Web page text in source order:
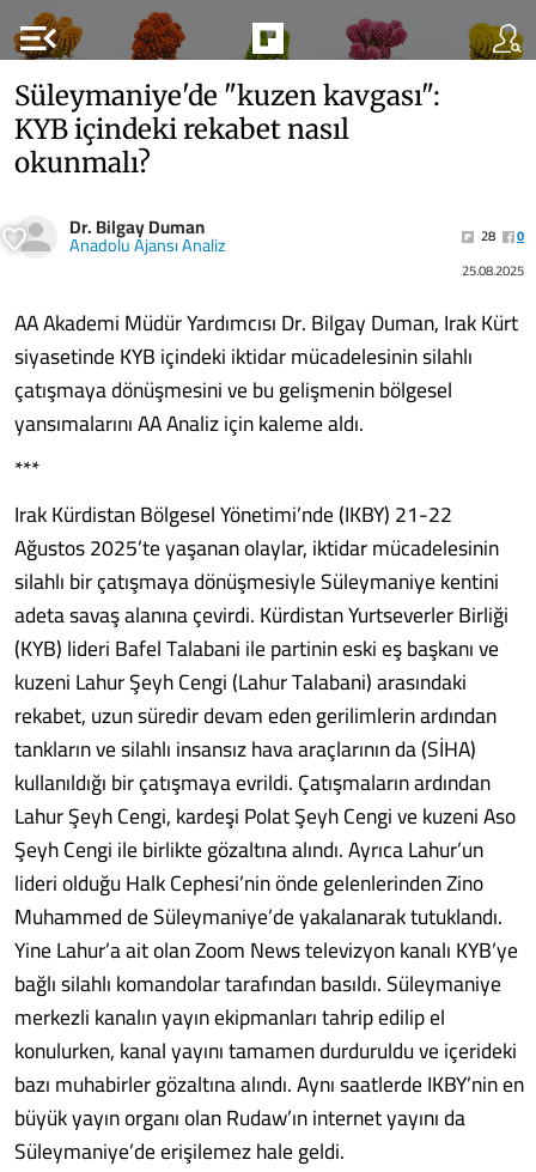
menu_open
Süleymaniye'de "kuzen kavgası":
KYB içindeki rekabet nasıl
okunmalı?
Dr. Bilgay Duman
Anadolu Ajansı Analiz 28
0
25.08.2025
AA Akademi Müdür Yardımcısı Dr. Bilgay Duman, Irak Kürt
siyasetinde KYB içindeki iktidar mücadelesinin silahlı
çatışmaya dönüşmesini ve bu gelişmenin bölgesel
yansımalarını AA Analiz için kaleme aldı.
***
Irak Kürdistan Bölgesel Yönetimi’nde (IKBY) 21-22
Ağustos 2025’te yaşanan olaylar, iktidar mücadelesinin
silahlı bir çatışmaya dönüşmesiyle Süleymaniye kentini
adeta savaş alanına çevirdi. Kürdistan Yurtseverler Birliği
(KYB) lideri Bafel Talabani ile partinin eski eş başkanı ve
kuzeni Lahur Şeyh Cengi (Lahur Talabani) arasındaki
rekabet, uzun süredir devam eden gerilimlerin ardından
tankların ve silahlı insansız hava araçlarının da (SİHA)
kullanıldığı bir çatışmaya evrildi. Çatışmaların ardından
Lahur Şeyh Cengi, kardeşi Polat Şeyh Cengi ve kuzeni Aso
Şeyh Cengi ile birlikte gözaltına alındı. Ayrıca Lahur’un
lideri olduğu Halk Cephesi’nin önde gelenlerinden Zino
Muhammed de Süleymaniye’de yakalanarak tutuklandı.
Yine Lahur’a ait olan Zoom News televizyon kanalı KYB’ye
bağlı silahlı komandolar tarafından basıldı. Süleymaniye
merkezli kanalın yayın ekipmanları tahrip edilip el
konulurken, kanal yayını tamamen durduruldu ve içerideki
bazı muhabirler gözaltına alındı. Aynı saatlerde IKBY’nin en
büyük yayın organı olan Rudaw’ın internet yayını da
Süleymaniye’de erişilemez hale geldi.